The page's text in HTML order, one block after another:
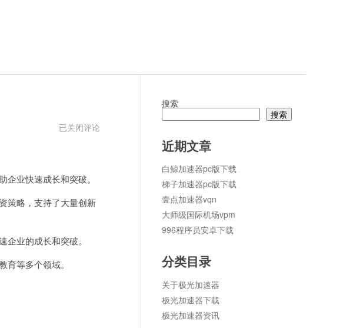
白
pc
版
载
已关闭评论
业快速成长和突破。
策略，支持了大量创新
业的成长和突破。
等多个领域。
搜索
搜索
近期文章
白鲸加速器pc版下载
梯子加速器pc版下载
壹点加速器vqn
大师级国际机场vpm
996程序员安卓下载
分类目录
关于极光加速器
极光加速器下载
极光加速器资讯